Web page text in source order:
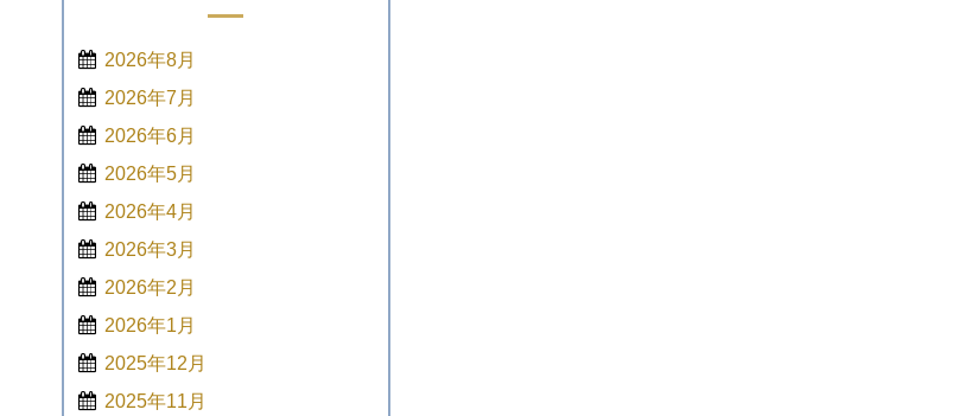
2026年8月
2026年7月
2026年6月
2026年5月
2026年4月
2026年3月
2026年2月
2026年1月
2025年12月
2025年11月